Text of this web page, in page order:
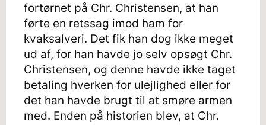
fortørnet på Chr. Christensen, at han
førte en retssag imod ham for
kvaksalveri. Det fik han dog ikke meget
ud af, for han havde jo selv opsøgt Chr.
Christensen, og denne havde ikke taget
betaling hverken for ulejlighed eller for
det han havde brugt til at smøre armen
med. Enden på historien blev, at Chr.